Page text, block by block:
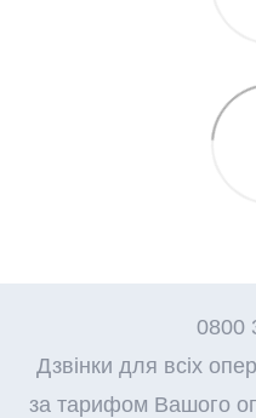
0800
Дзвінки для всіх
за тарифом Вашого